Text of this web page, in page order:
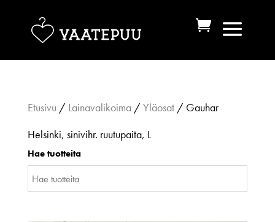
Etusivu / Lainavalikoima/Yläosat/ Gauhar
Helsinki, sinivihr. ruutupaita, L
Hae tuotteita